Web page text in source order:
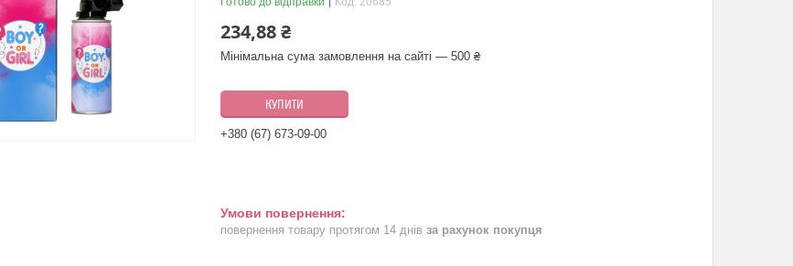
234,88 ₴
Мінімальна сума замовлення на сайті — 500 ₴
КУПИТИ
+380 (67) 673-09-00
повернення товару протягом 14 днів за рахунок покупця